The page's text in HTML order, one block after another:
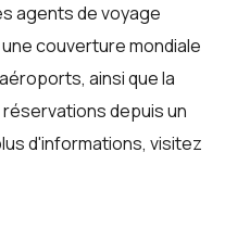
agents de voyage
couverture mondiale
ainsi que la
depuis un
d'informations, visitez